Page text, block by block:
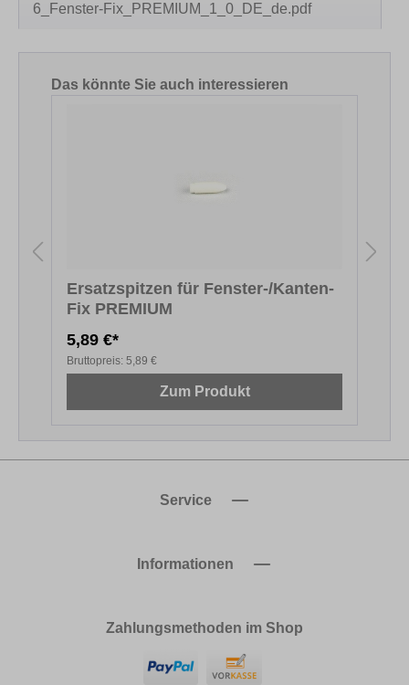
6_Fenster-Fix_PREMIUM_1_0_DE_de.pdf
Produktgalerie überspringen
Das könnte Sie auch interessieren
Ersatzspitzen für Fenster-/Kanten-
Fix PREMIUM
5,89 €*
Bruttopreis: 5,89 €
Zum Produkt
Service
Informationen
Zahlungsmethoden im Shop